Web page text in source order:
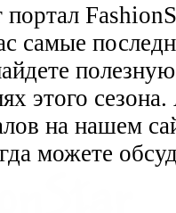
портал
самые
этого
на нашем
можете